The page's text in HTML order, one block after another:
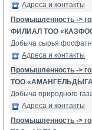
Адреса и контакты
Промышленность ->
ФИЛИАЛ ТОО
Добыча сырья
Адреса и контакты
Промышленность ->
ТОО
Добыча природного
Адреса и контакты
Промышленность ->